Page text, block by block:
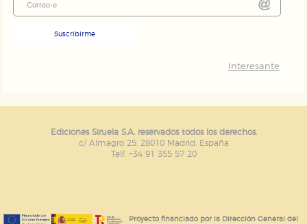
Suscribirme
Interesante
Ediciones Siruela S.A. reservados todos los derechos.
c/ Almagro 25. 28010 Madrid. España
Telf. +34 91 355 57 20
Proyecto financiado por la Dirección General del